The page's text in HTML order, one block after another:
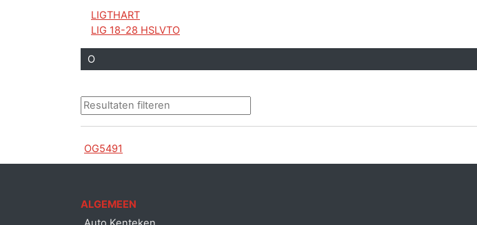
LIGTHART
LIG 18-28 HSLVTO
O
OG5491
ALGEMEEN